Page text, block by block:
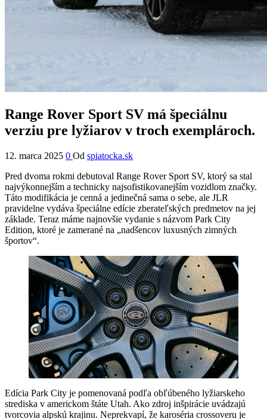
Range Rover Sport SV má špeciálnu
verziu pre lyžiarov v troch exemplároch.
12. marca 2025 0 Od spiatocka.sk
Pred dvoma rokmi debutoval Range Rover Sport SV, ktorý sa stal
najvýkonnejším a technicky najsofistikovanejším vozidlom značky.
Táto modifikácia je cenná a jedinečná sama o sebe, ale JLR
pravidelne vydáva špeciálne edície zberateľských predmetov na jej
základe. Teraz máme najnovšie vydanie s názvom Park City
Edition, ktoré je zamerané na „nadšencov luxusných zimných
športov“.
Edícia Park City je pomenovaná podľa obľúbeného lyžiarskeho
strediska v americkom štáte Utah. Ako zdroj inšpirácie uvádzajú
tvorcovia alpskú krajinu. Neprekvapí, že karoséria crossoveru je